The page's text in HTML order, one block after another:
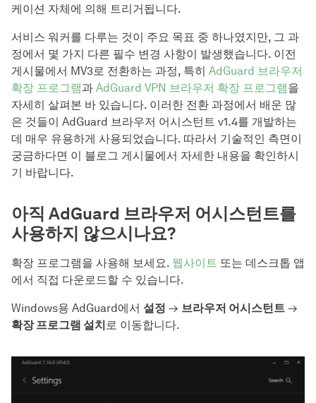
케이션 자체에 의해 트리거됩니다.
서비스 워커를 다루는 것이 주요 목표 중 하나였지만, 그 과
정에서 몇 가지 다른 필수 변경 사항이 발생했습니다. 이전
게시물에서 MV3로 전환하는 과정, 특히 AdGuard 브라우저
확장 프로그램과 AdGuard VPN 브라우저 확장 프로그램을
자세히 살펴본 바 있습니다. 이러한 전환 과정에서 배운 많
은 것들이 AdGuard 브라우저 어시스턴트 v1.4를 개발하는
데 매우 유용하게 사용되었습니다. 따라서 기술적인 측면이
궁금하다면 이 블로그 게시물에서 자세한 내용을 확인하시
기 바랍니다.
아직 AdGuard 브라우저 어시스턴트를
사용하지 않으시나요?
확장 프로그램을 사용해 보세요. 웹사이트 또는 데스크톱 앱
에서 직접 다운로드할 수 있습니다.
Windows용 AdGuard에서 설정 → 브라우저 어시스턴트 →
확장 프로그램 설치로 이동합니다.